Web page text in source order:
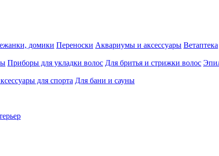
домики Переноски Аквариумы и аксессуары Ветаптека
Приборы для укладки волос Для бритья и стрижки волос
для спорта Для бани и сауны